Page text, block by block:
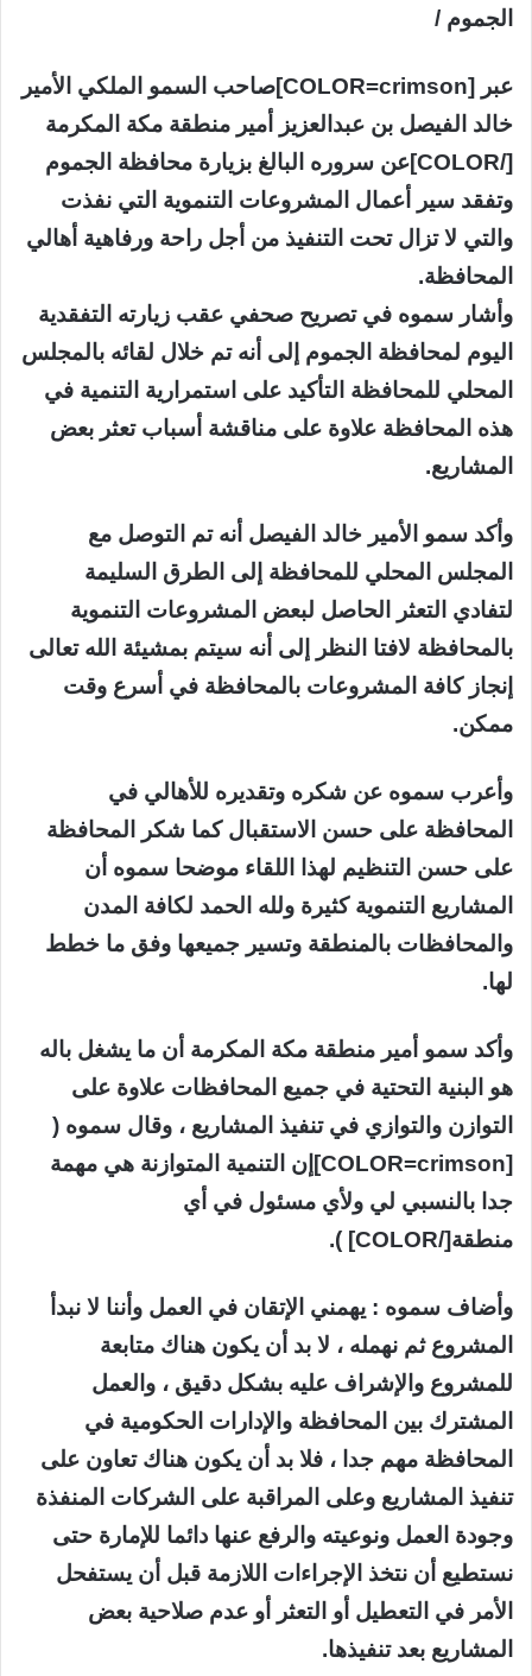
الجموم /
عبر [COLOR=crimson]صاحب السمو الملكي الأمير
خالد الفيصل بن عبدالعزيز أمير منطقة مكة المكرمة
[/COLOR]عن سروره البالغ بزيارة محافظة الجموم
وتفقد سير أعمال المشروعات التنموية التي نفذت
والتي لا تزال تحت التنفيذ من أجل راحة ورفاهية أهالي
المحافظة.
وأشار سموه في تصريح صحفي عقب زيارته التفقدية
اليوم لمحافظة الجموم إلى أنه تم خلال لقائه بالمجلس
المحلي للمحافظة التأكيد على استمرارية التنمية في
هذه المحافظة علاوة على مناقشة أسباب تعثر بعض
المشاريع.
وأكد سمو الأمير خالد الفيصل أنه تم التوصل مع
المجلس المحلي للمحافظة إلى الطرق السليمة
لتفادي التعثر الحاصل لبعض المشروعات التنموية
بالمحافظة لافتا النظر إلى أنه سيتم بمشيئة الله تعالى
إنجاز كافة المشروعات بالمحافظة في أسرع وقت
ممكن.
وأعرب سموه عن شكره وتقديره للأهالي في
المحافظة على حسن الاستقبال كما شكر المحافظة
على حسن التنظيم لهذا اللقاء موضحا سموه أن
المشاريع التنموية كثيرة ولله الحمد لكافة المدن
والمحافظات بالمنطقة وتسير جميعها وفق ما خطط
لها.
وأكد سمو أمير منطقة مكة المكرمة أن ما يشغل باله
هو البنية التحتية في جميع المحافظات علاوة على
التوازن والتوازي في تنفيذ المشاريع ، وقال سموه (
[COLOR=crimson]إن التنمية المتوازنة هي مهمة
جدا بالنسبي لي ولأي مسئول في أي
منطقة[/COLOR] ).
وأضاف سموه : يهمني الإتقان في العمل وأننا لا نبدأ
المشروع ثم نهمله ، لا بد أن يكون هناك متابعة
للمشروع والإشراف عليه بشكل دقيق ، والعمل
المشترك بين المحافظة والإدارات الحكومية في
المحافظة مهم جدا ، فلا بد أن يكون هناك تعاون على
تنفيذ المشاريع وعلى المراقبة على الشركات المنفذة
وجودة العمل ونوعيته والرفع عنها دائما للإمارة حتى
نستطيع أن نتخذ الإجراءات اللازمة قبل أن يستفحل
الأمر في التعطيل أو التعثر أو عدم صلاحية بعض
المشاريع بعد تنفيذها.